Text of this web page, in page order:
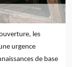
les
urgence
de base